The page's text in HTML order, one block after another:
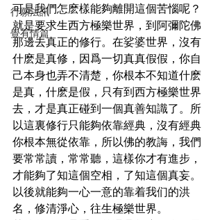
行願法訊
覺有情篇
可是我們怎麽樣能夠離開這個苦惱呢？
就是要求生西方極樂世界，到阿彌陀佛
那邊去真正的修行。在娑婆世界，沒有
什麽是真修，因爲一切真真假假，你自
己本身也弄不清楚，你根本不知道什麽
是真，什麽是假，只有到西方極樂世界
去，才是真正碰到一個真善知識了。所
以這裏修行只能夠依靠經典，沒有經典
你根本無從依靠，所以佛的教誨，我們
要常常讀，常常聽，這樣你才有進步，
才能夠了知這個空相，了知這個真妄。
以後就能夠一心一意的靠着我们的洪
名，修清淨心，往生極樂世界。